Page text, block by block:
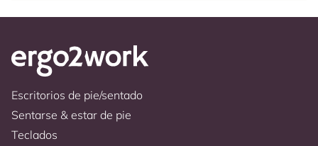
Escritorios de pie/sentado
Sentarse & estar de pie
Teclados